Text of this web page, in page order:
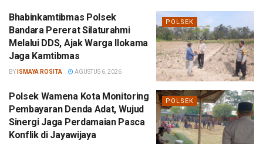
POLSEK
Bhabinkamtibmas Polsek
Bandara Pererat Silaturahmi
Melalui DDS, Ajak Warga Ilokama
Jaga Kamtibmas
BY ISMAYA ROSITA AGUSTUS 6, 2026
POLSEK
Polsek Wamena Kota Monitoring
Pembayaran Denda Adat, Wujud
Sinergi Jaga Perdamaian Pasca
Konflik di Jayawijaya